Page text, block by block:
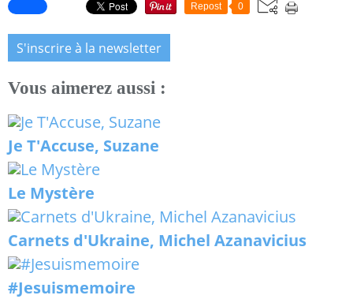
Repost 0
S'inscrire à la newsletter
Vous aimerez aussi :
Je T'Accuse, Suzane
Le Mystère
Carnets d'Ukraine, Michel Azanavicius
#Jesuismemoire